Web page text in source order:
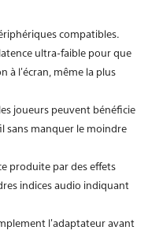
compatibles.
ultra-faible pour que
à l'écran, même la plus
joueurs peuvent bénéficier
sans manquer le moindre
produite par des effets
indices audio indiquant
l'adaptateur avant